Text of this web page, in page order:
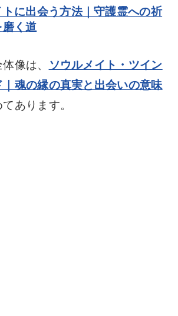
トに出会う方法｜守護霊への祈
磨く道
像は、
ソウルメイト・ツイン
｜魂の縁の真実と出会いの意味
あります。